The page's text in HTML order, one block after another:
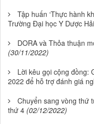
Tập huấn ‘Thực hành
Trường Đại học Y Dược
DORA và Thỏa thuận
(30/11/2022)
Lời kêu gọi cộng đồng:
2022 để hỗ trợ đánh giá
Chuyển sang vòng thứ
thứ 4 (02/12/2022)